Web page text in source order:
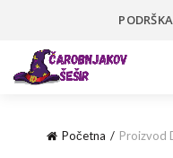
Početna Proizvod